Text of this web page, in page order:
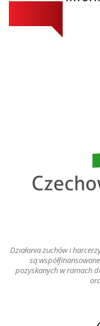
Działania zuchów i
są
pozyskanych w ramach